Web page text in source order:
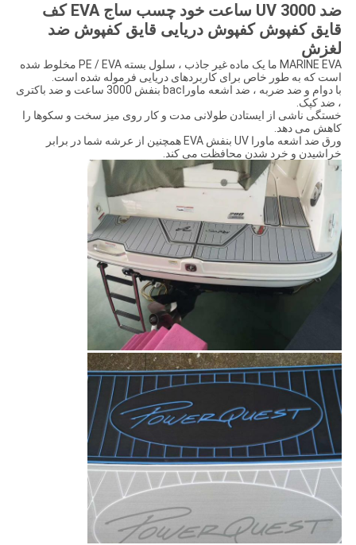
سایت
PRIVACY
POLICY
ضد UV 3000 ساعت خود چسب ساج EVA کف
قایق کفپوش کفپوش دریایی قایق کفپوش ضد
لغزش
MARINE EVA ما یک ماده غیر جاذب ، سلول بسته PE / EVA مخلوط شده
است که به طور خاص برای کاربردهای دریایی فرموله شده است.
با دوام و ضد ضربه ، ضد اشعه ماوراbac بنفش 3000 ساعت و ضد باکتری
، ضد کپک.
خستگی ناشی از ایستادن طولانی مدت و کار روی میز سخت و سکوها را
کاهش می دهد.
ورق ضد اشعه ماورا UV بنفش EVA همچنین از عرشه شما در برابر
خراشیدن و خرد شدن محافظت می کند.